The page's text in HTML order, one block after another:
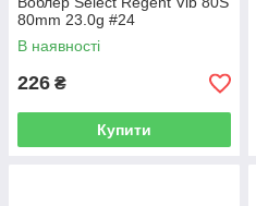
80mm 23.0g #24
В наявності
226 ₴
Купити